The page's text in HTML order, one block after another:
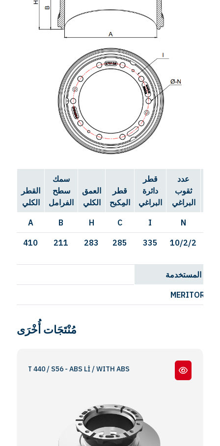
القطر
الكلي
سمك
سطح
الفرامل
العمق
الكلي
قطر
المِكبح
قطر
دائرة
البراغي
عدد
ثقوب
البراغي
A B H C I N
410 211 283 285 335 10/2/2
المستخدمة
MERITOR -
مُنْتَجَات أُخْرَى
AT 440 / S56 - ABS Lİ / WITH ABS